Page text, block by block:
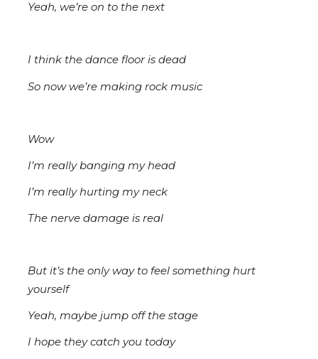
Yeah, we’re on to the next
I think the dance floor is dead
So now we’re making rock music
Wow
I’m really banging my head
I’m really hurting my neck
The nervе damage is real
But it’s the only way to feel somеthing hurt
yourself
Yeah, maybe jump off the stage
I hope they catch you today